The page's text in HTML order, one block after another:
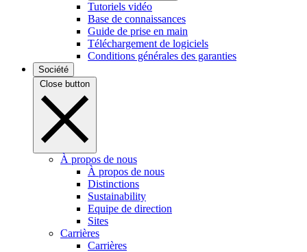
Tutoriels vidéo
Base de connaissances
Guide de prise en main
Téléchargement de logiciels
Conditions générales des garanties
Société
Close button
À propos de nous
À propos de nous
Distinctions
Sustainability
Equipe de direction
Sites
Carrières
Carrières